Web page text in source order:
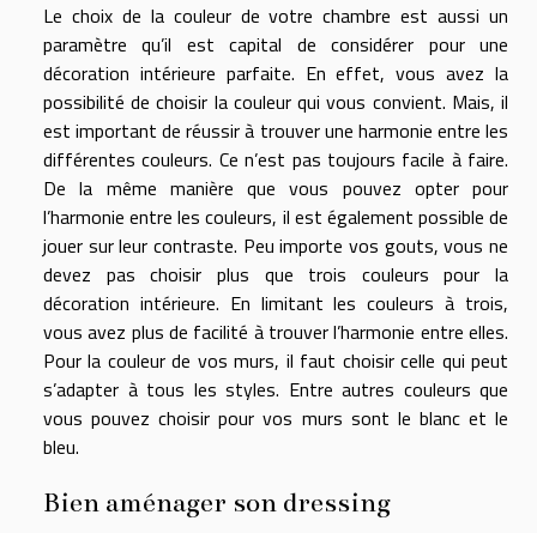
Le choix de la couleur de votre chambre est aussi un
paramètre qu’il est capital de considérer pour une
décoration intérieure parfaite. En effet, vous avez la
possibilité de choisir la couleur qui vous convient. Mais, il
est important de réussir à trouver une harmonie entre les
différentes couleurs. Ce n’est pas toujours facile à faire.
De la même manière que vous pouvez opter pour
l’harmonie entre les couleurs, il est également possible de
jouer sur leur contraste. Peu importe vos gouts, vous ne
devez pas choisir plus que trois couleurs pour la
décoration intérieure. En limitant les couleurs à trois,
vous avez plus de facilité à trouver l’harmonie entre elles.
Pour la couleur de vos murs, il faut choisir celle qui peut
s’adapter à tous les styles. Entre autres couleurs que
vous pouvez choisir pour vos murs sont le blanc et le
bleu.
Bien aménager son dressing